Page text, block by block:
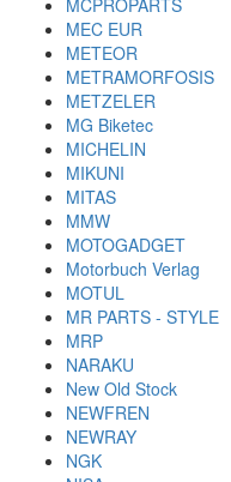
MCPROPARTS
MEC EUR
METEOR
METRAMORFOSIS
METZELER
MG Biketec
MICHELIN
MIKUNI
MITAS
MMW
MOTOGADGET
Motorbuch Verlag
MOTUL
MR PARTS - STYLE
MRP
NARAKU
New Old Stock
NEWFREN
NEWRAY
NGK